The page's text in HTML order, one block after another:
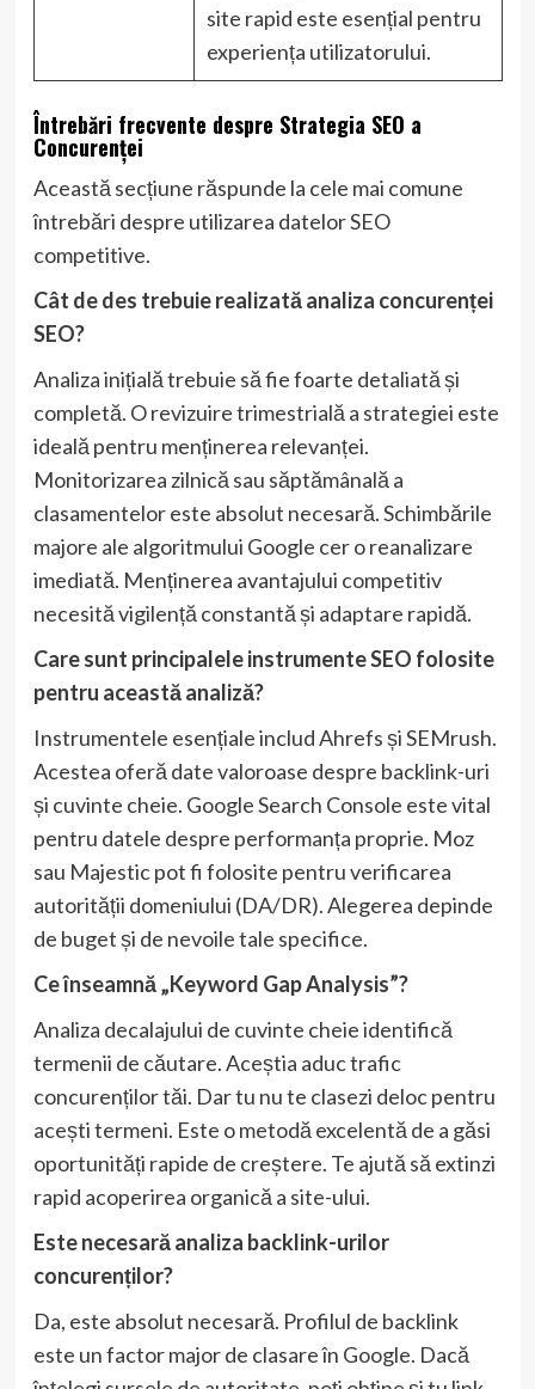
site rapid este esențial pentru
experiența utilizatorului.
Întrebări frecvente despre Strategia SEO a
Concurenței
Această secțiune răspunde la cele mai comune
întrebări despre utilizarea datelor SEO
competitive.
Cât de des trebuie realizată analiza concurenței
SEO?
Analiza inițială trebuie să fie foarte detaliată și
completă. O revizuire trimestrială a strategiei este
ideală pentru menținerea relevanței.
Monitorizarea zilnică sau săptămânală a
clasamentelor este absolut necesară. Schimbările
majore ale algoritmului Google cer o reanalizare
imediată. Menținerea avantajului competitiv
necesită vigilență constantă și adaptare rapidă.
Care sunt principalele instrumente SEO folosite
pentru această analiză?
Instrumentele esențiale includ Ahrefs și SEMrush.
Acestea oferă date valoroase despre backlink-uri
și cuvinte cheie. Google Search Console este vital
pentru datele despre performanța proprie. Moz
sau Majestic pot fi folosite pentru verificarea
autorității domeniului (DA/DR). Alegerea depinde
de buget și de nevoile tale specifice.
Ce înseamnă „Keyword Gap Analysis”?
Analiza decalajului de cuvinte cheie identifică
termenii de căutare. Aceștia aduc trafic
concurenților tăi. Dar tu nu te clasezi deloc pentru
acești termeni. Este o metodă excelentă de a găsi
oportunități rapide de creștere. Te ajută să extinzi
rapid acoperirea organică a site-ului.
Este necesară analiza backlink-urilor
concurenților?
Da, este absolut necesară. Profilul de backlink
este un factor major de clasare în Google. Dacă